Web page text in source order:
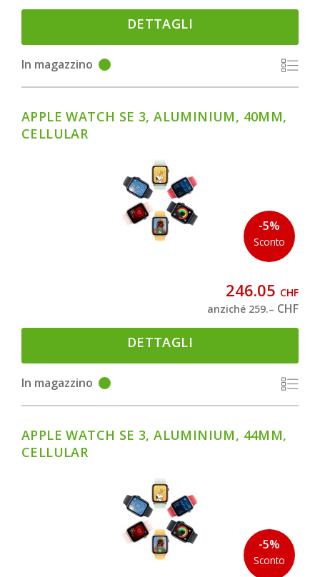
DETTAGLI
In magazzino
-5%
Sconto
APPLE WATCH SE 3, ALUMINIUM, 40MM,
CELLULAR
246.05 CHF
anziché 259.– CHF
DETTAGLI
In magazzino
-5%
Sconto
APPLE WATCH SE 3, ALUMINIUM, 44MM,
CELLULAR